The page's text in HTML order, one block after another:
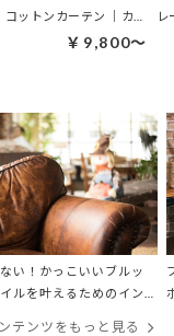
￥9,800～
い！かっこいいブルッ
ルを叶えるためのイン
テンツをもっと見る